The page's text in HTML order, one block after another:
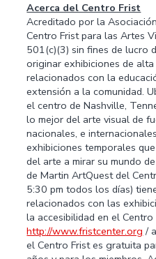
Acerca del Centro Frist
Acreditado por la
Centro Frist para las Artes
501(c)(3) sin fines de lucro
originar exhibiciones de
relacionados con la
extensión a la comunidad.
el centro de Nashville,
lo mejor del arte visual de
nacionales, e
exhibiciones temporales
del arte a mirar su mundo
de Martin ArtQuest del
5:30 pm todos los días)
relacionados con las
la accesibilidad en el
http://www.fristcenter.org /
el Centro Frist es gratuita